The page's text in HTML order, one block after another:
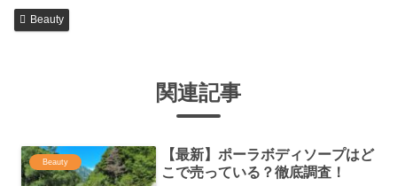
Beauty
関連記事
Beauty
【最新】ポーラボディソープはど
こで売っている？徹底調査！